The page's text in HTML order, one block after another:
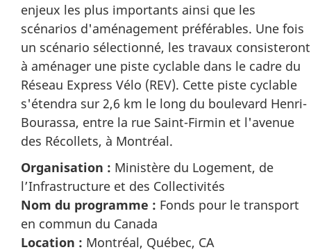
enjeux les plus importants ainsi que les
scénarios d'aménagement préférables. Une fois
un scénario sélectionné, les travaux consisteront
à aménager une piste cyclable dans le cadre du
Réseau Express Vélo (REV). Cette piste cyclable
s'étendra sur 2,6 km le long du boulevard Henri-
Bourassa, entre la rue Saint-Firmin et l'avenue
des Récollets, à Montréal.
Organisation : Ministère du Logement, de
l’Infrastructure et des Collectivités
Nom du programme : Fonds pour le transport
en commun du Canada
Location : Montréal, Québec, CA